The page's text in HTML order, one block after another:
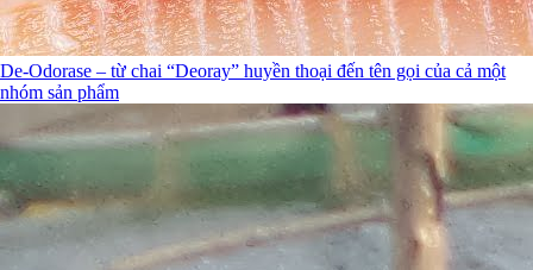
De-Odorase – từ chai “Deoray” huyền thoại đến tên gọi của cả một
nhóm sản phẩm